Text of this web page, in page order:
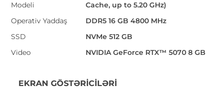
Modeli
Cache, up to 5.20 GHz)
Operativ Yaddaş
DDR5 16 GB 4800 MHz
SSD
NVMe 512 GB
Video
NVIDIA GeForce RTX™ 5070 8 GB
EKRAN GÖSTƏRICILƏRI